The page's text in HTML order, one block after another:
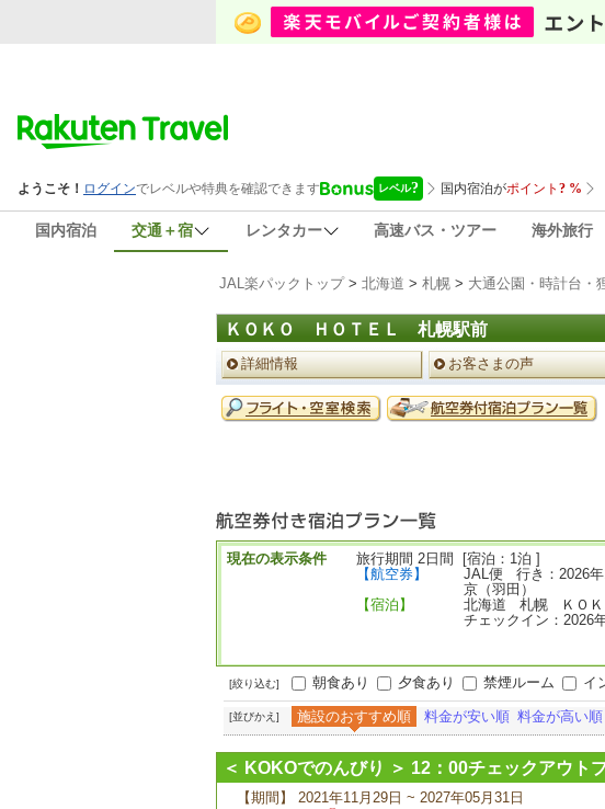
国内宿泊 交通＋宿 レンタカー 高速バス・ツアー 海外旅行
JAL楽パックトップ> 北海道 > 札幌 > 大通公園・時計台・
ＫＯＫＯ ＨＯＴＥＬ 札幌駅前
ペ
ー
ジ
メ
ニ
詳細情報 お客さまの声
予
約
現在の表示条件
旅行期間 2日間 [宿泊：1泊 ]
【航空券】
JAL便 行き：2026
京（羽田）
【宿泊】
北海道 札幌 ＫＯＫ
チェックイン：2026
[絞り込む] 朝食あり 夕食あり 禁煙ルーム イ
[並びかえ] 施設のおすすめ順 料金が安い順 料金が高い順
＜ KOKOでのんびり ＞ 12：00チェックアウト
【期間】 2021年11月29日 ~ 2027年05月31日